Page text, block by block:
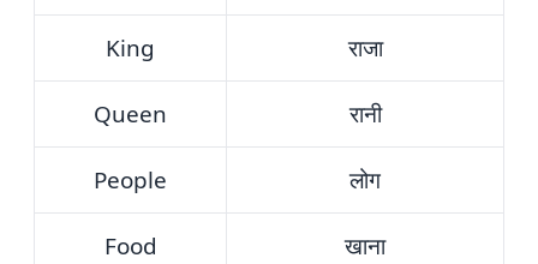
King राजा
Queen रानी
People लोग
Food खाना